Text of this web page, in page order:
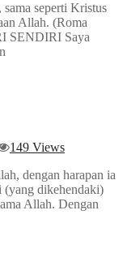
seperti Kristus
Allah. (Roma
SENDIRI Saya
149 Views
dengan harapan ia
(yang dikehendaki)
Allah. Dengan